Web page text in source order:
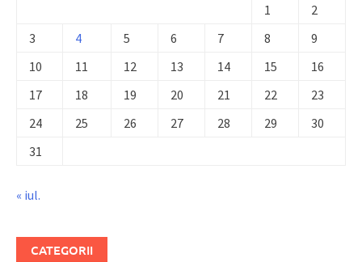
1
2
3
4 5 6 7 8
9
10
11 12 13 14 15
16
17
18 19 20 21 22
23
24
25 26 27 28 29
30
31
« iul.
CATEGORII